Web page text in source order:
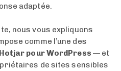
adaptée.
nous vous expliquons
comme l’une des
pour WordPress — et
de sites sensibles